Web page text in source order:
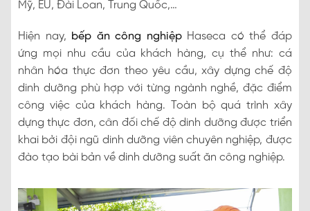
Mỹ, EU, Đài Loan, Trung Quốc,…
Hiện nay, bếp ăn công nghiệpHaseca có thể đáp
ứng mọi nhu cầu của khách hàng, cụ thể như: cá
nhân hóa thực đơn theo yêu cầu, xây dựng chế độ
dinh dưỡng phù hợp với từng ngành nghề, đặc điểm
công việc của khách hàng. Toàn bộ quá trình xây
dựng thực đơn, cân đối chế độ dinh dưỡng được triển
khai bởi đội ngũ dinh dưỡng viên chuyên nghiệp, được
đào tạo bài bản về dinh dưỡng suất ăn công nghiệp.